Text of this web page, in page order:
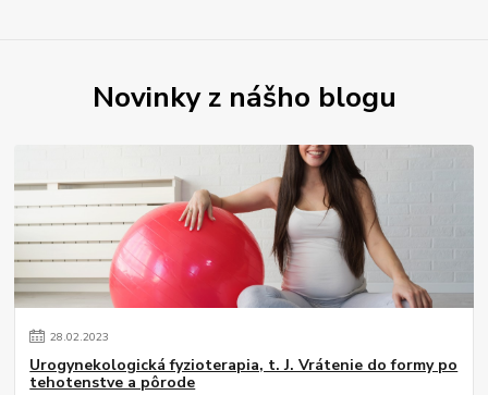
Novinky z nášho blogu
28.02.2023
Urogynekologická fyzioterapia, t. J. Vrátenie do formy po
tehotenstve a pôrode